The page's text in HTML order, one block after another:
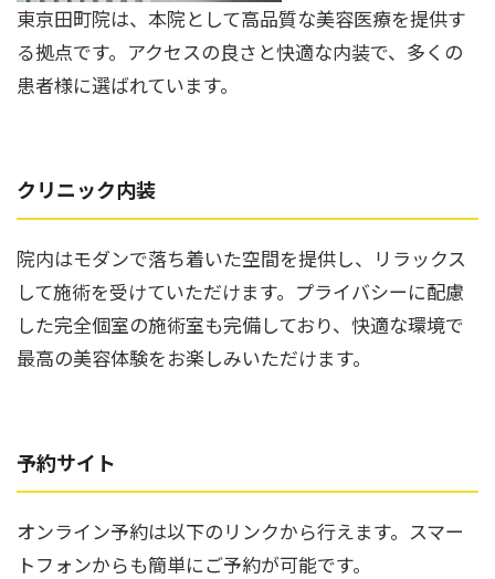
東京田町院は、本院として高品質な美容医療を提供す
る拠点です。アクセスの良さと快適な内装で、多くの
患者様に選ばれています。
クリニック内装
院内はモダンで落ち着いた空間を提供し、リラックス
して施術を受けていただけます。プライバシーに配慮
した完全個室の施術室も完備しており、快適な環境で
最高の美容体験をお楽しみいただけます。
予約サイト
オンライン予約は以下のリンクから行えます。スマー
トフォンからも簡単にご予約が可能です。